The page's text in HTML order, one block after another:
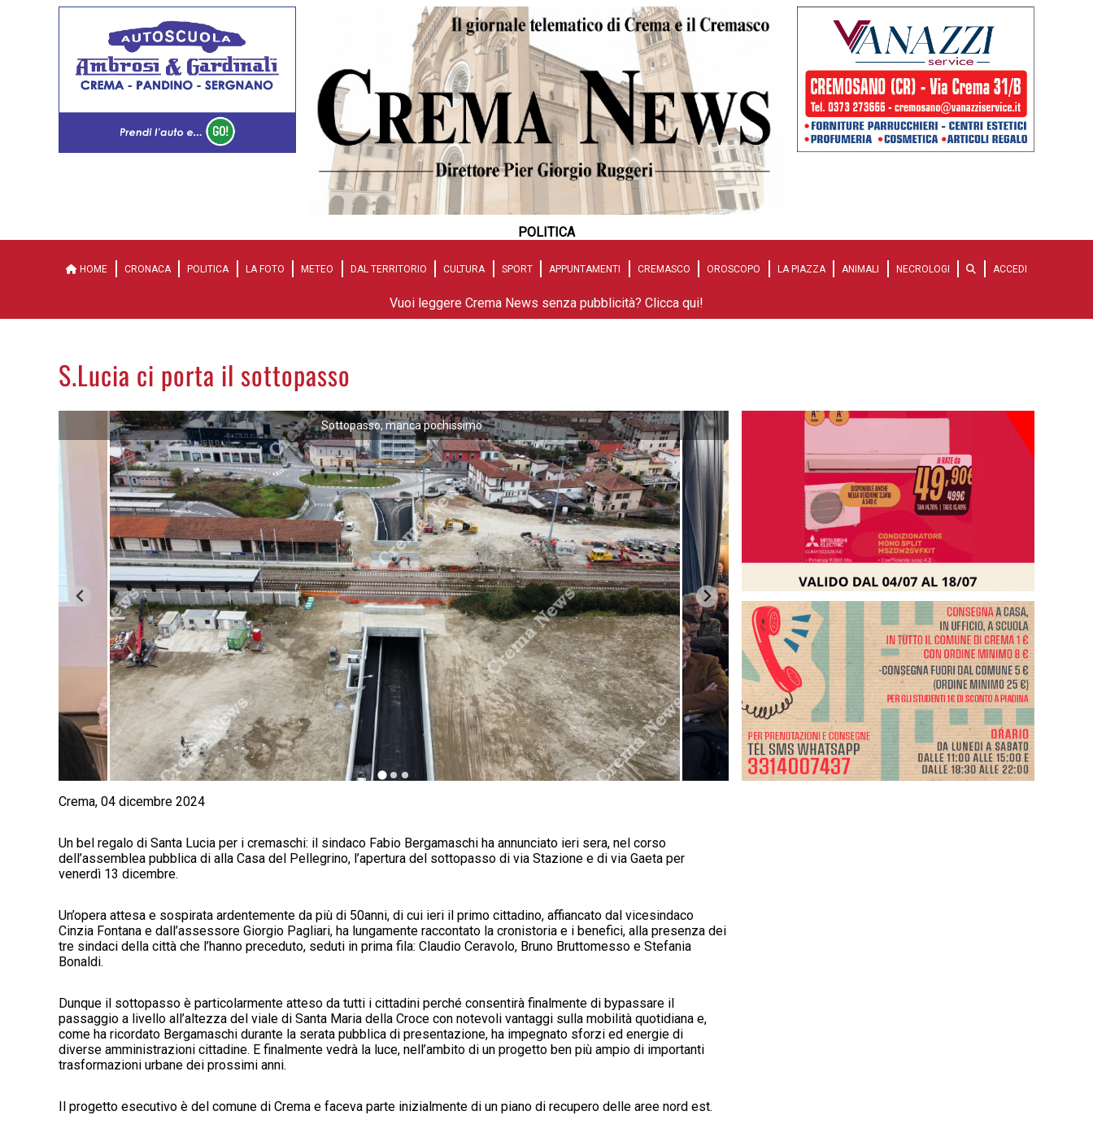
POLITICA
HOME CRONACA POLITICA LA FOTO METEO DAL TERRITORIO CULTURA SPORT APPUNTAMENTI CREMASCO OROSCOPO LA PIAZZA ANIMALI NECROLOGI ACCEDI
Vuoi leggere Crema News senza pubblicità? Clicca qui!
S.Lucia ci porta il sottopasso
Sottopasso, manca pochissimo Il pubblico presente a S. Maria
Crema, 04 dicembre 2024
Un bel regalo di Santa Lucia per i cremaschi: il sindaco Fabio Bergamaschi ha annunciato ieri sera, nel corso
dell’assemblea pubblica di alla Casa del Pellegrino, l’apertura del sottopasso di via Stazione e di via Gaeta per
venerdì 13 dicembre.
Un’opera attesa e sospirata ardentemente da più di 50anni, di cui ieri il primo cittadino, affiancato dal vicesindaco
Cinzia Fontana e dall’assessore Giorgio Pagliari, ha lungamente raccontato la cronistoria e i benefici, alla presenza dei
tre sindaci della città che l’hanno preceduto, seduti in prima fila: Claudio Ceravolo, Bruno Bruttomesso e Stefania
Bonaldi.
Dunque il sottopasso è particolarmente atteso da tutti i cittadini perché consentirà finalmente di bypassare il
passaggio a livello all’altezza del viale di Santa Maria della Croce con notevoli vantaggi sulla mobilità quotidiana e,
come ha ricordato Bergamaschi durante la serata pubblica di presentazione, ha impegnato sforzi ed energie di
diverse amministrazioni cittadine. E finalmente vedrà la luce, nell’ambito di un progetto ben più ampio di importanti
trasformazioni urbane dei prossimi anni.
Il progetto esecutivo è del comune di Crema e faceva parte inizialmente di un piano di recupero delle aree nord est.